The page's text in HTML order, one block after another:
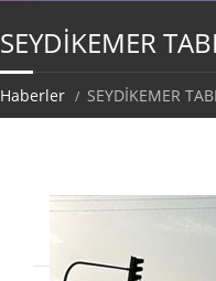
SEYDİKEMER
Haberler SEYDİKEMER